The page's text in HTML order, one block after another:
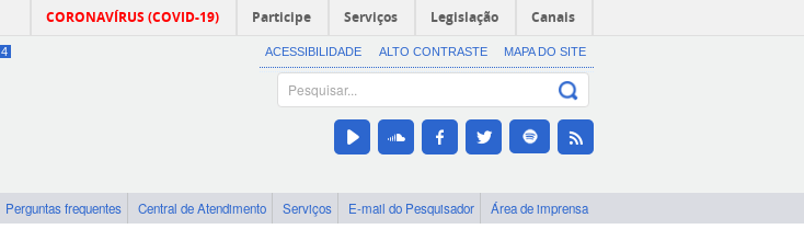
CORONAVÍRUS (COVID-19) Participe Serviços Legislação Canais
4 ACESSIBILIDADE ALTO CONTRASTE MAPA DO SITE
Perguntas frequentes Central de Atendimento Serviços E-mail do Pesquisador Área de imprensa